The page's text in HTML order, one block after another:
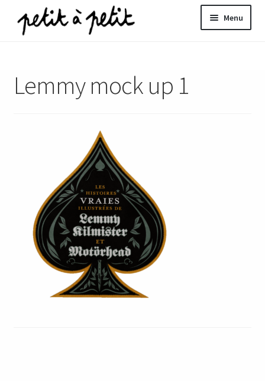
Aller
à
Aller
au
Menu
Lemmy mock up 1